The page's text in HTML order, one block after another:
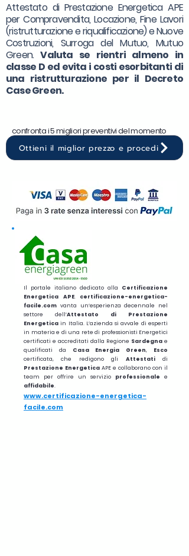
Attestato di Prestazione Energetica APE
per Compravendita, Locazione, Fine Lavori
(ristrutturazione e riqualificazione) e Nuove
Costruzioni, Surroga del Mutuo, Mutuo
Green.Valuta se rientri almeno in
classe D ed evita i costi esorbitanti di
una ristrutturazione per il Decreto
Case Green.
confronta i 5 migliori preventivi del momento
Ottieni il miglior prezzo e procedi
Il portale italiano dedicato alla Certificazione
Energetica APE. certificazione-energetica-
facile.com vanta un’esperienza decennale nel
settore dell’Attestato di Prestazione
Energetica in Italia. L’azienda si avvale di esperti
in materia e di una rete di professionisti Energetici
certificati e accreditati dalla Regione Sardegna e
qualificati da
Casa Energia Green, Esco
certificata, che redigono gli Attestatidi
Prestazione Energetica APE e collaborano con il
team per offrire un servizio professionale e
affidabile.
www.certificazione-energetica-
facile.com